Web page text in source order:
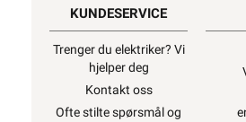
KUNDESERVICE
Trenger du elektriker? Vi
hjelper deg
Kontakt oss
Ofte stilte spørsmål og